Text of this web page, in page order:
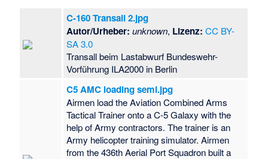
C-160 Transall 2.jpg
Autor/Urheber: unknown, Lizenz: CC BY-
SA 3.0
Transall beim Lastabwurf Bundeswehr-
Vorführung ILA2000 in Berlin
C5 AMC loading semi.jpg
Airmen load the Aviation Combined Arms
Tactical Trainer onto a C-5 Galaxy with the
help of Army contractors. The trainer is an
Army helicopter training simulator. Airmen
from the 436th Aerial Port Squadron built a